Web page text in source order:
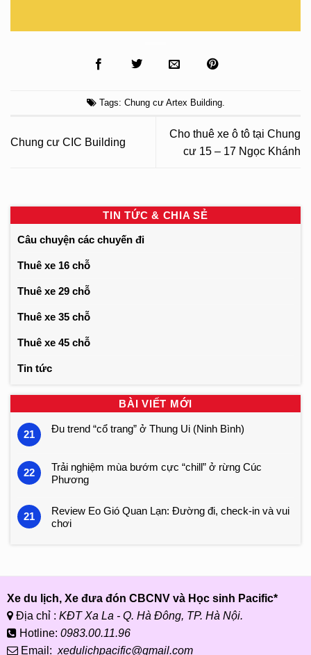
Tags: Chung cư Artex Building.
Chung cư CIC Building
Cho thuê xe ô tô tại Chung
cư 15 – 17 Ngọc Khánh
TIN TỨC & CHIA SẺ
Câu chuyện các chuyến đi
Thuê xe 16 chỗ
Thuê xe 29 chỗ
Thuê xe 35 chỗ
Thuê xe 45 chỗ
Tin tức
BÀI VIẾT MỚI
21 Đu trend “cổ trang” ở Thung Ui (Ninh Bình)
22
Trải nghiệm mùa bướm cực “chill” ở rừng Cúc
Phương
21
Review Eo Gió Quan Lạn: Đường đi, check-in và vui
chơi
Xe du lịch, Xe đưa đón CBCNV và Học sinh Pacific*
Địa chỉ : KĐT Xa La - Q. Hà Đông, TP. Hà Nội.
Hotline: 0983.00.11.96
Email: xedulichpacific@gmail.com